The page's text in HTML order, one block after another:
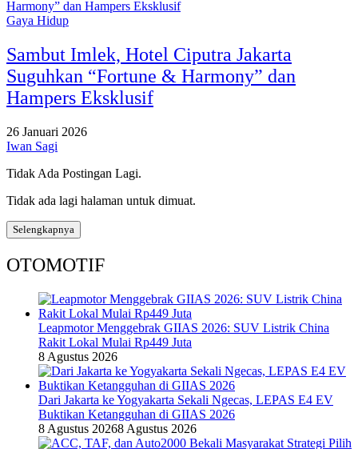
Gaya Hidup
Sambut Imlek, Hotel Ciputra Jakarta
Suguhkan “Fortune & Harmony” dan
Hampers Eksklusif
26 Januari 2026
Iwan Sagi
Tidak Ada Postingan Lagi.
Tidak ada lagi halaman untuk dimuat.
Selengkapnya
OTOMOTIF
Leapmotor Menggebrak GIIAS 2026: SUV Listrik China
Rakit Lokal Mulai Rp449 Juta
8 Agustus 2026
Dari Jakarta ke Yogyakarta Sekali Ngecas, LEPAS E4 EV
Buktikan Ketangguhan di GIIAS 2026
8 Agustus 20268 Agustus 2026